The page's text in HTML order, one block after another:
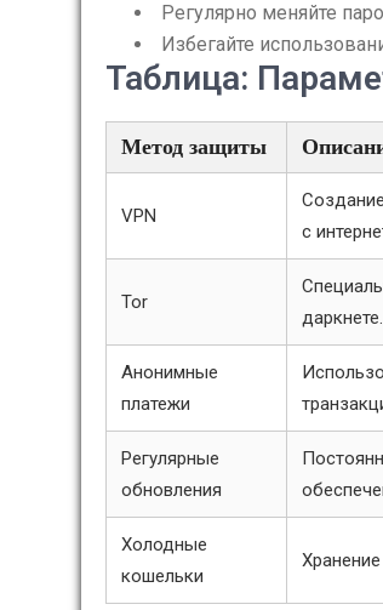
Регулярно меняйте
Избегайте
Таблица:
Метод защиты
VPN
с
Tor
даркнете.
Анонимные
платежи
Регулярные
обновления
Холодные
кошельки